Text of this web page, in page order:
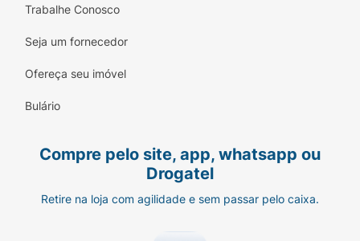
Trabalhe Conosco
Seja um fornecedor
Ofereça seu imóvel
Bulário
Compre pelo site, app, whatsapp ou
Drogatel
Retire na loja com agilidade e sem passar pelo caixa.